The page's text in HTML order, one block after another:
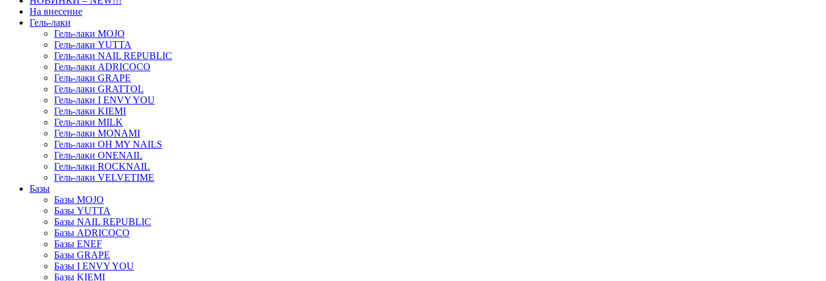
На внесение
Гель-лаки
Гель-лаки MOJO
Гель-лаки YUTTA
Гель-лаки NAIL REPUBLIC
Гель-лаки ADRICOCO
Гель-лаки GRAPE
Гель-лаки GRATTOL
Гель-лаки I ENVY YOU
Гель-лаки KIEMI
Гель-лаки MILK
Гель-лаки MONAMI
Гель-лаки OH MY NAILS
Гель-лаки ONENAIL
Гель-лаки ROCKNAIL
Гель-лаки VELVETIME
Базы
Базы MOJO
Базы YUTTA
Базы NAIL REPUBLIC
Базы ADRICOCO
Базы ENEF
Базы GRAPE
Базы I ENVY YOU
Базы KIEMI